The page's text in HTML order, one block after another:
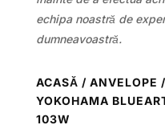
echipa noastră de
dumneavoastră.
ACASĂ / ANVELOPE /
YOKOHAMA
103W